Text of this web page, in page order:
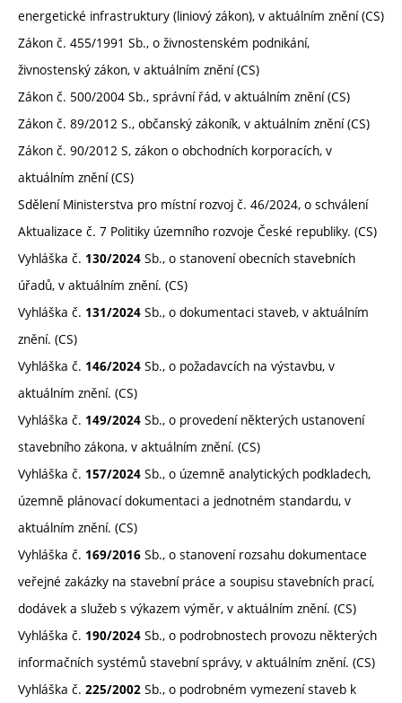
energetické infrastruktury (liniový zákon), v aktuálním znění (CS)
Zákon č. 455/1991 Sb., o živnostenském podnikání,
živnostenský zákon, v aktuálním znění (CS)
Zákon č. 500/2004 Sb., správní řád, v aktuálním znění (CS)
Zákon č. 89/2012 S., občanský zákoník, v aktuálním znění (CS)
Zákon č. 90/2012 S, zákon o obchodních korporacích, v
aktuálním znění (CS)
Sdělení Ministerstva pro místní rozvoj č. 46/2024, o schválení
Aktualizace č. 7 Politiky územního rozvoje České republiky. (CS)
Vyhláška č. 130/2024 Sb., o stanovení obecních stavebních
úřadů, v aktuálním znění. (CS)
Vyhláška č. 131/2024 Sb., o dokumentaci staveb, v aktuálním
znění. (CS)
Vyhláška č. 146/2024 Sb., o požadavcích na výstavbu, v
aktuálním znění. (CS)
Vyhláška č. 149/2024 Sb., o provedení některých ustanovení
stavebního zákona, v aktuálním znění. (CS)
Vyhláška č. 157/2024 Sb., o územně analytických podkladech,
územně plánovací dokumentaci a jednotném standardu, v
aktuálním znění. (CS)
Vyhláška č. 169/2016 Sb., o stanovení rozsahu dokumentace
veřejné zakázky na stavební práce a soupisu stavebních prací,
dodávek a služeb s výkazem výměr, v aktuálním znění. (CS)
Vyhláška č. 190/2024 Sb., o podrobnostech provozu některých
informačních systémů stavební správy, v aktuálním znění. (CS)
Vyhláška č. 225/2002 Sb., o podrobném vymezení staveb k